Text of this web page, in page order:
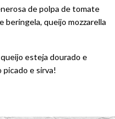
de polpa de tomate
beringela, queijo mozzarella
esteja dourado e
e sirva!